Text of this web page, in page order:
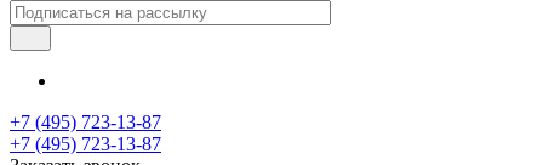
+7 (495) 723-13-87
+7 (495) 723-13-87